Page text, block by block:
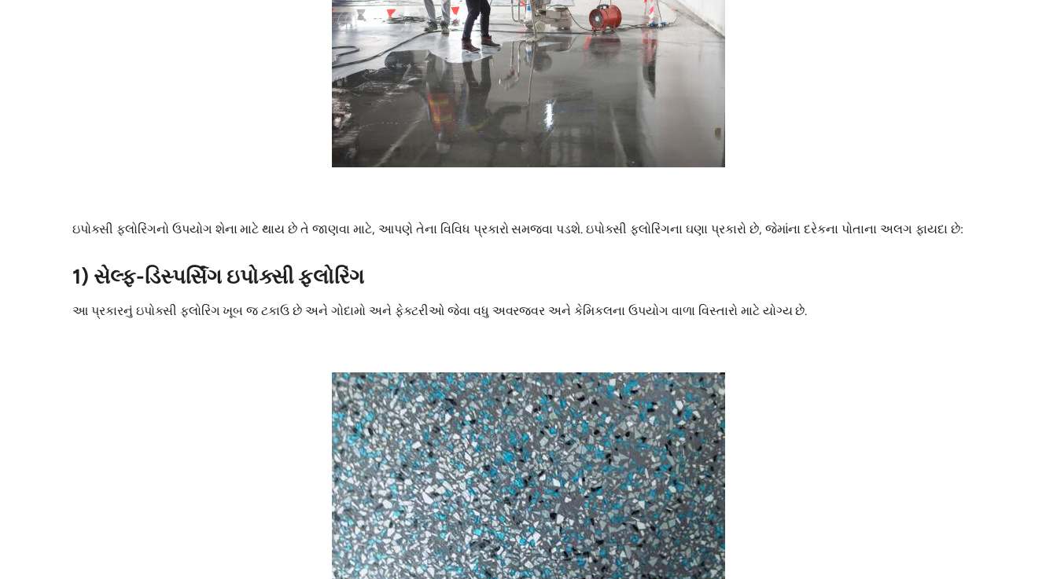
ઇપોક્સી ફ્લોરિંગનો ઉપયોગ શેના માટે થાય છે તે જાણવા માટે, આપણે તેના વિવિધ પ્રકારો સમજવા પડશે. ઇપોક્સી ફ્લોરિંગના ઘણા પ્રકારો છે, જેમાંના દરેકના પોતાના અલગ ફાયદા છે:
1) સેલ્ફ-ડિસ્પર્સિંગ ઇપોક્સી ફ્લોરિંગ
આ પ્રકારનું ઇપોક્સી ફ્લોરિંગ ખૂબ જ ટકાઉ છે અને ગોદામો અને ફેક્ટરીઓ જેવા વધુ અવરજવર અને કેમિકલના ઉપયોગ વાળા વિસ્તારો માટે યોગ્ય છે.